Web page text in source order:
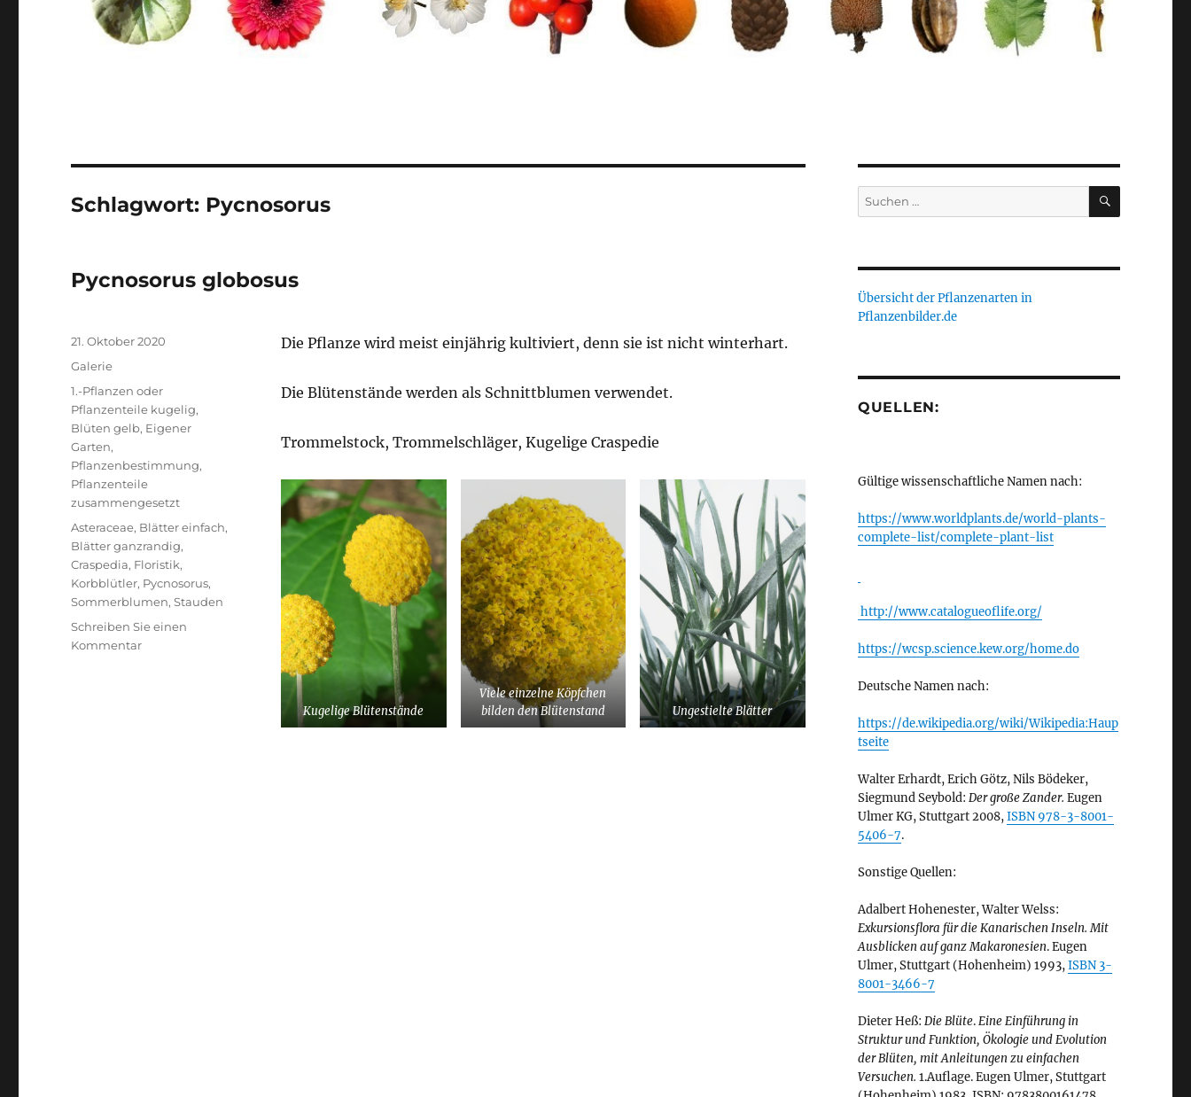
Schlagwort: Pycnosorus
Pycnosorus globosus
Die Pflanze wird meist einjährig kultiviert, denn sie ist nicht winterhart.
Die Blütenstände werden als Schnittblumen verwendet.
Trommelstock, Trommelschläger, Kugelige Craspedie
Kugelige Blütenstände
Viele einzelne Köpfchen
bilden den Blütenstand
Ungestielte Blätter
Veröffentlicht
am
21. Oktober 2020
Format
Galerie
Kategorien
1.-Pflanzen oder
Pflanzenteile kugelig,
Blüten gelb, Eigener
Garten,
Pflanzenbestimmung,
Pflanzenteile
zusammengesetzt
Schlagwörter
Asteraceae, Blätter einfach,
Blätter ganzrandig,
Craspedia, Floristik,
Korbblütler, Pycnosorus,
Sommerblumen,Stauden
Schreiben Sie einen
Kommentarzu
Suche
nach:
SUCHEN
Übersicht der Pflanzenarten in
Pflanzenbilder.de
QUELLEN:
Gültige wissenschaftliche Namen nach:
https://www.worldplants.de/world-plants-
complete-list/complete-plant-list
http://www.catalogueoflife.org/
https://wcsp.science.kew.org/home.do
Deutsche Namen nach:
https://de.wikipedia.org/wiki/Wikipedia:Haup
tseite
Walter Erhardt, Erich Götz, Nils Bödeker,
Siegmund Seybold: Der große Zander. Eugen
Ulmer KG, Stuttgart 2008,ISBN 978-3-8001-
5406-7.
Sonstige Quellen:
Adalbert Hohenester, Walter Welss:
Exkursionsflora für die Kanarischen Inseln. Mit
Ausblicken auf ganz Makaronesien. Eugen
Ulmer, Stuttgart (Hohenheim) 1993,ISBN 3-
8001-3466-7
Dieter Heß: Die Blüte.Eine Einführung in
Struktur und Funktion, Ökologie und Evolution
der Blüten, mit Anleitungen zu einfachen
Versuchen. 1.Auflage. Eugen Ulmer, Stuttgart